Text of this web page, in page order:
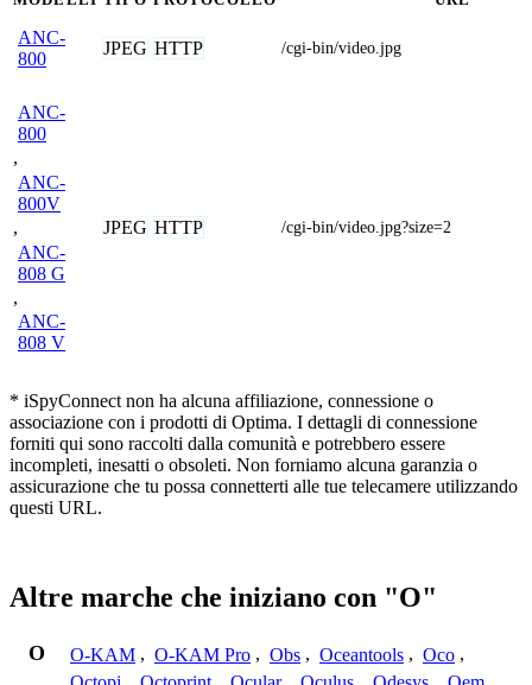
ANC-
800
JPEG HTTP /cgi-bin/video.jpg
ANC-
800
,
ANC-
800V
,
ANC-
808 G
,
ANC-
808 V
JPEG HTTP /cgi-bin/video.jpg?size=2
* iSpyConnect non ha alcuna affiliazione, connessione o
associazione con i prodotti di Optima. I dettagli di connessione
forniti qui sono raccolti dalla comunità e potrebbero essere
incompleti, inesatti o obsoleti. Non forniamo alcuna garanzia o
assicurazione che tu possa connetterti alle tue telecamere utilizzando
questi URL.
Altre marche che iniziano con "O"
O O-KAM , O-KAM Pro , Obs , Oceantools , Oco ,